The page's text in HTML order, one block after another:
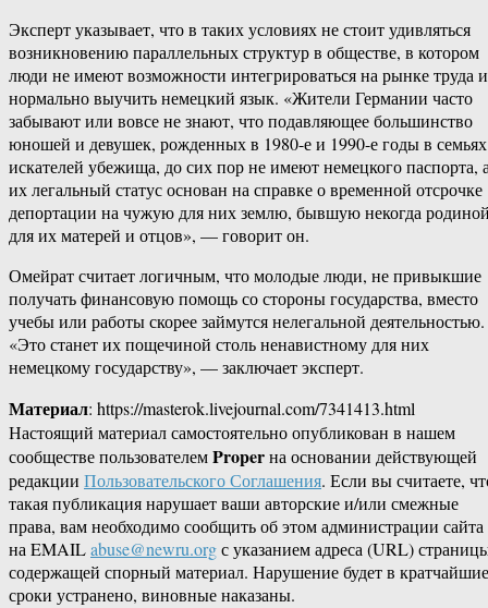
Эксперт указывает, что в таких условиях не стоит удивляться
возникновению параллельных структур в обществе, в котором
люди не имеют возможности интегрироваться на рынке труда и
нормально выучить немецкий язык. «Жители Германии часто
забывают или вовсе не знают, что подавляющее большинство
юношей и девушек, рожденных в 1980-е и 1990-е годы в семьях
искателей убежища, до сих пор не имеют немецкого паспорта,
их легальный статус основан на справке о временной отсрочке
депортации на чужую для них землю, бывшую некогда
для их матерей и отцов», — говорит он.
Омейрат считает логичным, что молодые люди, не привыкшие
получать финансовую помощь со стороны государства, вместо
учебы или работы скорее займутся нелегальной деятельностью.
«Это станет их пощечиной столь ненавистному для них
немецкому государству», — заключает эксперт.
Материал: https://masterok.livejournal.com/7341413.html
Настоящий материал самостоятельно опубликован в нашем
сообществе пользователемProperна основании действующей
редакции Пользовательского Соглашения. Если вы считаете,
такая публикация нарушает ваши авторские и/или смежные
права, вам необходимо сообщить об этом администрации сайта
на EMAILabuse@newru.orgс указанием адреса (URL)
содержащей спорный материал. Нарушение будет в кратчайшие
сроки устранено, виновные наказаны.